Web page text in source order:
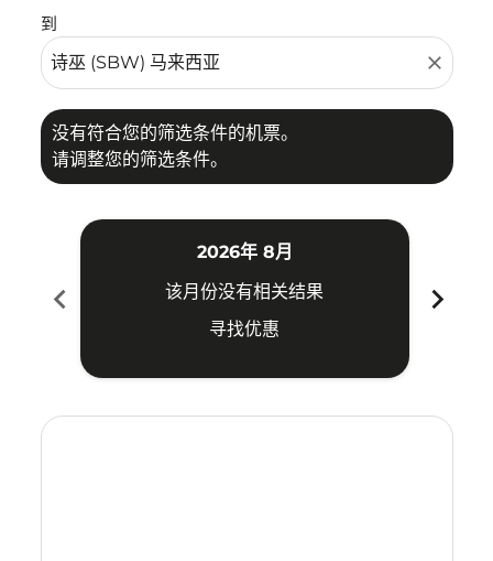
到
close
没有符合您的筛选条件的机票。
请调整您的筛选条件。
chevron_left
2026年 8月
该月份没有相关结果
寻找优惠
chevron_right